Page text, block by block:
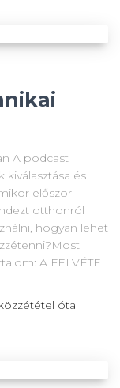
A podcast
kiválasztása és
először
otthonról
hogyan lehet
A FELVÉTEL
óta